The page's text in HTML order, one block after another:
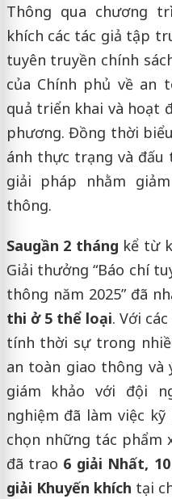
Thông qua chương
khích các tác giả tập
tuyên truyền chính
của Chính phủ về an
quả triển khai và hoạt
phương. Đồng thời
ánh thực trạng và đấu
giải pháp nhằm
thông.
Saugần 2 tháng kể từ
Giải thưởng “Báo chí
thông năm 2025” đã
thi ở 5 thể loại. Với
tính thời sự trong
an toàn giao thông và
giám khảo với đội
nghiệm đã làm việc
chọn những tác phẩm
đã trao 6 giải Nhất,
giải Khuyến khích tại